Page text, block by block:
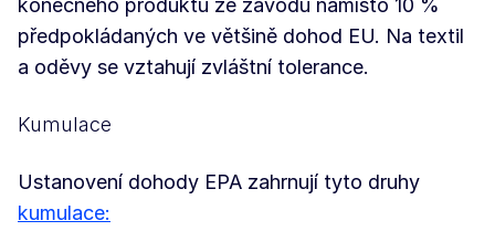
konečného produktu ze závodu namísto 10 %
předpokládaných ve většině dohod EU. Na textil
a oděvy se vztahují zvláštní tolerance.
Kumulace
Ustanovení dohody EPA zahrnují tyto druhy
kumulace: